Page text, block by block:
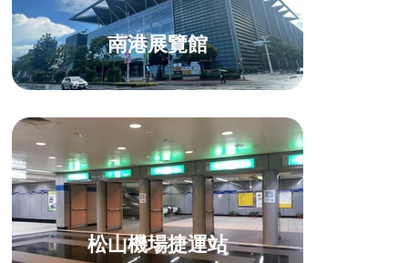
南港展覽館
松山機場捷運站